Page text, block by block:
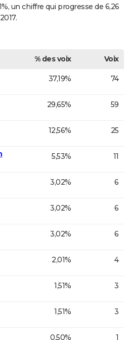
un chiffre qui progresse de 6,26
% des voix
Voix
37,19% 74
29,65% 59
12,56% 25
5,53% 11
3,02% 6
3,02% 6
3,02% 6
2,01% 4
1,51% 3
1,51% 3
0,50% 1